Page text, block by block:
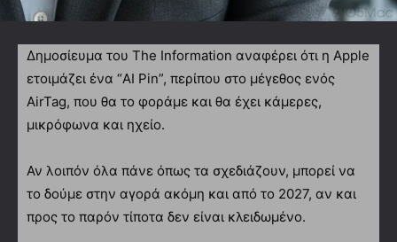
Δημοσίευμα του The Information αναφέρει ότι η Apple
ετοιμάζει ένα “AI Pin”, περίπου στο μέγεθος ενός
AirTag, που θα το φοράμε και θα έχει κάμερες,
μικρόφωνα και ηχείο.
Αν λοιπόν όλα πάνε όπως τα σχεδιάζουν, μπορεί να
το δούμε στην αγορά ακόμη και από το 2027, αν και
προς το παρόν τίποτα δεν είναι κλειδωμένο.